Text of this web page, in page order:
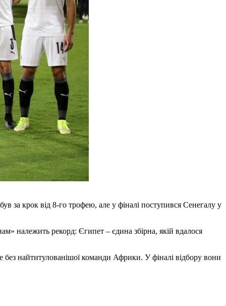
за крок від 8-го трофею, але у фіналі поступився Сенегалу у
належить рекорд: Єгипет – єдина збірна, якій вдалося
найтитулованішої команди Африки. У фіналі відбору вони